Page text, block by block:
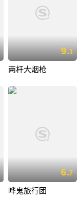
9.1
两杆大烟枪
6.7
哗鬼旅行团